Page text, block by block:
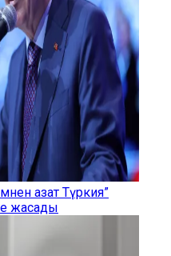
азат Түркия”
жасады